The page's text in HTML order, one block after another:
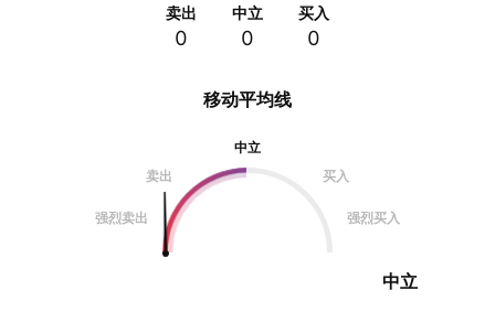
卖出
0
中立
0
买入
0
移动平均线
中立
卖出
买入
强烈卖出 强烈买入
中立